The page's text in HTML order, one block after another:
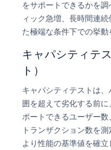
をサポートできるかを
ィック急増、長時間連
た極端な条件下での挙動
キャパシティテ
ト）
キャパシティテストは
囲を超えて劣化する前
ポートできるユーザー
トランザクション数を
より性能の基準値を確